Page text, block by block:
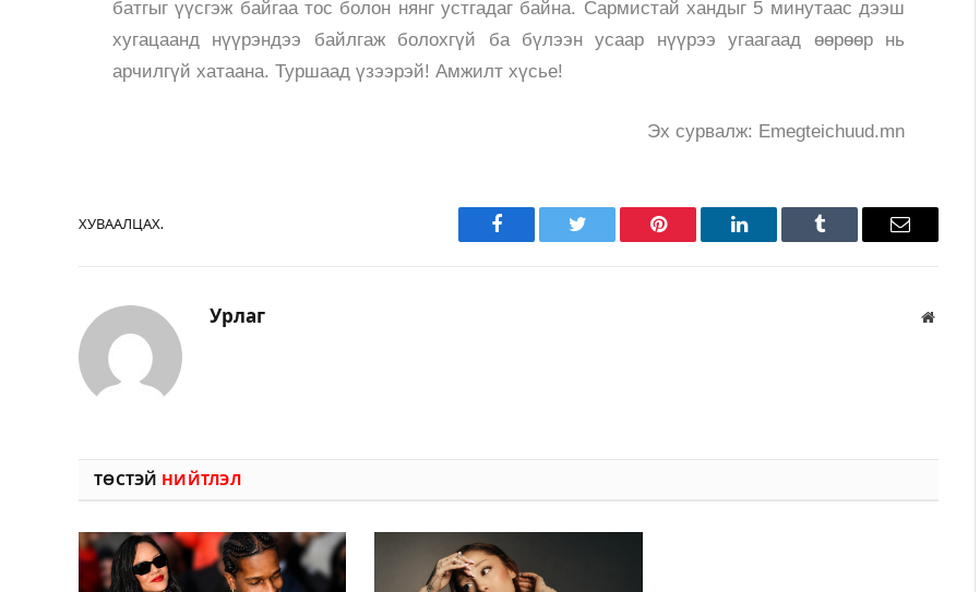
батгыг үүсгэж байгаа тос болон нянг устгадаг байна. Сармистай хандыг 5 минутаас дээш
хугацаанд нүүрэндээ байлгаж болохгүй ба бүлээн усаар нүүрээ угаагаад өөрөөр нь
арчилгүй хатаана. Туршаад үзээрэй! Амжилт хүсье!
Эх сурвалж: Emegteichuud.mn
ХУВААЛЦАХ.
Facebook Twitter Pinterest LinkedIn Tumblr Имэйл
Урлаг Вэбсайт
ТӨСТЭЙ НИЙТЛЭЛ